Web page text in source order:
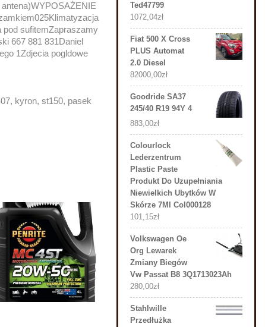
pod sufitemZapraszamy
667 881 831Daniel
1Zdjecia pogldowe
kyron, st150, pasek
Ted47799
1072,04zł
Fiat 500 X Cross
PLUS Automat
2.0 Diesel
82000,00zł
Goodride SA37
245/40 R19 94Y 4
883,00zł
Colourlock
Lederzentrum
Plastic Paste
Produkt Do Uzupełniania
Niewielkich Ubytków W
Skórze 7Ml Col000128
101,15zł
Volkswagen Oe
Org Lewarek
Zmiany Biegów
Vw Passat B8 3Q1713023Ah
280,00zł
Stahlwille
Przedłużka